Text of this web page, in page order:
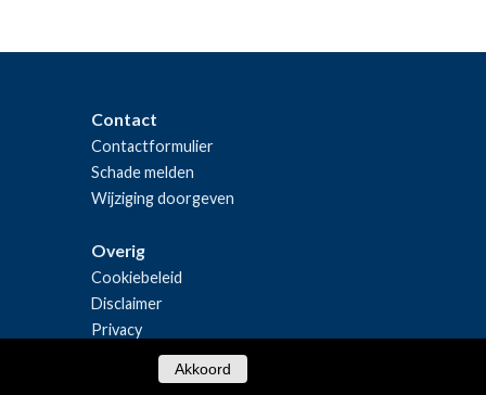
Akkoord
Contact
Contactformulier
Schade melden
Wijziging doorgeven
Overig
Cookiebeleid
Disclaimer
Privacy